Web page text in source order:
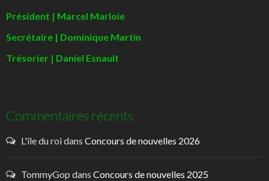
Président | Marcel Marloie
Secrétaire | Dominique Martin
Trésorier | Daniel Esnault
Commentaires récents
L'île du roidans Concours de nouvelles 2026
TommyGop dans Concours de nouvelles 2025